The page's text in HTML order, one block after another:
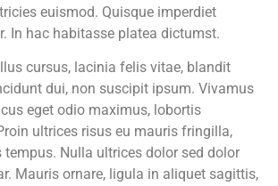
euismod. Quisque imperdiet
In hac habitasse platea dictumst.
cursus, lacinia felis vitae, blandit
dui, non suscipit ipsum. Vivamus
eget odio maximus, lobortis
ultrices risus eu mauris fringilla,
tempus. Nulla ultrices dolor sed dolor
Mauris ornare, ligula in aliquet sagittis,